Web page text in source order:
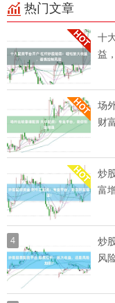
热门文章
十
益
场
财
炒
富
4
炒
风